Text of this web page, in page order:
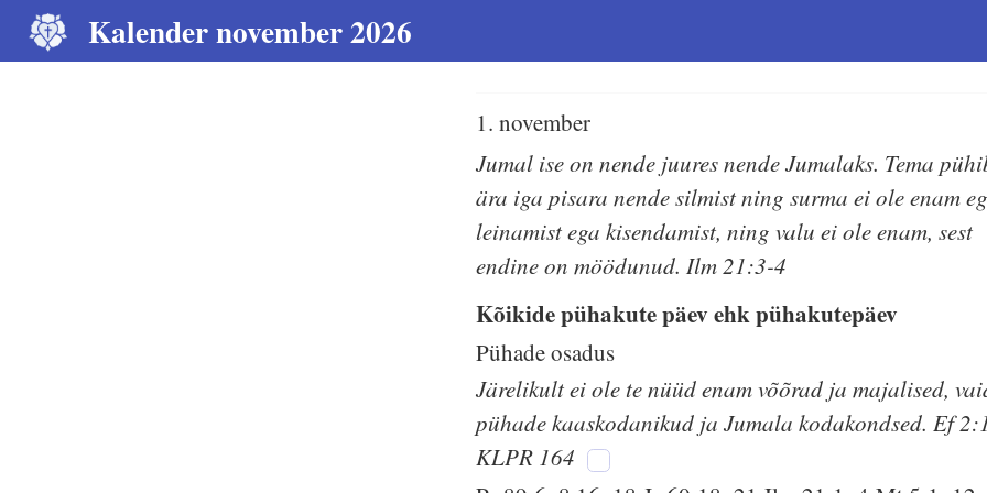
Kalender november 2026
1. november
Jumal ise on nende juures nende Jumalaks. Tema
ära iga pisara nende silmist ning surma ei ole enam
leinamist ega kisendamist, ning valu ei ole enam, sest
endine on möödunud. Ilm 21:3-4
Kõikide pühakute päev ehk pühakutepäev
Pühade osadus
Järelikult ei ole te nüüd enam võõrad ja majalised,
pühade kaaskodanikud ja Jumala kodakondsed. Ef
KLPR 164